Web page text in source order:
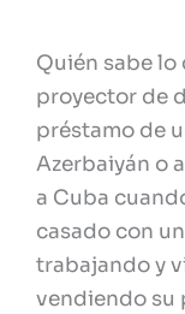
Quién sabe lo
proyector de
préstamo de
Azerbaiyán o
a Cuba
casado con
trabajando y
vendiendo su